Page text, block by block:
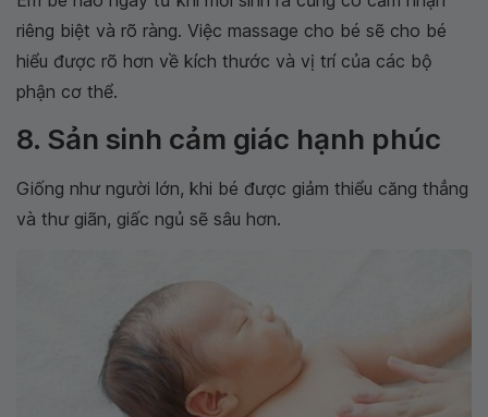
riêng biệt và rõ ràng. Việc massage cho bé sẽ cho bé
hiểu được rõ hơn về kích thước và vị trí của các bộ
phận cơ thể.
8. Sản sinh cảm giác hạnh phúc
Giống như người lớn, khi bé được giảm thiểu căng thẳng
và thư giãn, giấc ngủ sẽ sâu hơn.